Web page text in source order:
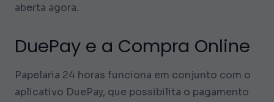
aberta agora.
DuePay e a Compra Online
Papelaria 24 horas funciona em conjunto com o
aplicativo DuePay, que possibilita o pagamento